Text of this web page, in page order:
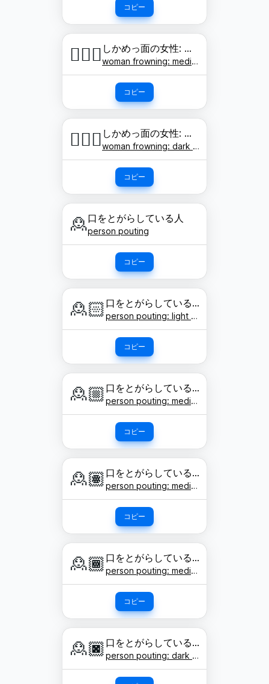
コピー
🙍🏾‍♀️ しかめっ面の女性: やや濃い肌色
woman frowning: medium-dark skin tone
コピー
🙍🏿‍♀️ しかめっ面の女性: 濃い肌色
woman frowning: dark skin tone
コピー
🙎口をとがらしている人
person pouting
コピー
🙎🏻 口をとがらしている人: 明るい肌色
person pouting: light skin tone
コピー
🙎🏼 口をとがらしている人: やや明るい肌色
person pouting: medium-light skin tone
コピー
🙎🏽 口をとがらしている人: 肌色
person pouting: medium skin tone
コピー
🙎🏾 口をとがらしている人: やや濃い肌色
person pouting: medium-dark skin tone
コピー
🙎🏿 口をとがらしている人: 濃い肌色
person pouting: dark skin tone